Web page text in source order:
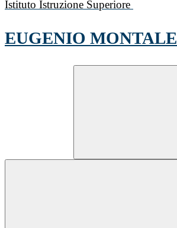
Istituto Istruzione Superiore
EUGENIO MONTALE